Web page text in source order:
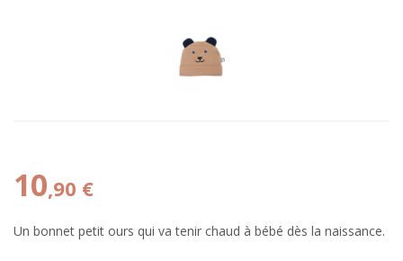
10,90 €
Un bonnet petit ours qui va tenir chaud à bébé dès la naissance.